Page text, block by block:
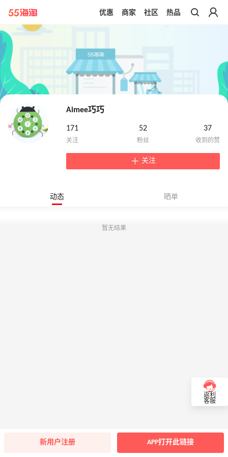
带你去官网买正品
优惠 商家 社区 热品
Aimee巧巧
171 52 37
关注
动态 晒单
暂无结果
返利
客服
新用户注册 APP打开此链接